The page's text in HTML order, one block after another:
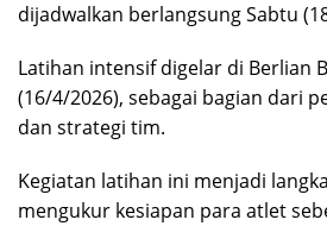
dijadwalkan berlangsung Sabtu
Latihan intensif digelar di Berlian
(16/4/2026), sebagai bagian dari
dan strategi tim.
Kegiatan latihan ini menjadi
mengukur kesiapan para atlet